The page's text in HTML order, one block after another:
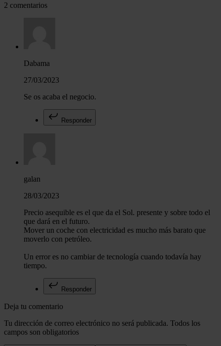
2 comentarios
Dabama
27/03/2023
Se os acaba el negocio.
Responder
galan
28/03/2023
Precio asequible es el que da el Sol. presente y sobre todo el
que dará en el futuro.
Mover un coche con electricidad es mucho más barato que
moverlo con petróleo.
Un error es no cambiar de tecnología cuando todavía hay
tiempo.
Responder
Deja tu comentario
Tu dirección de correo electrónico no será publicada. Todos los
campos son obligatorios